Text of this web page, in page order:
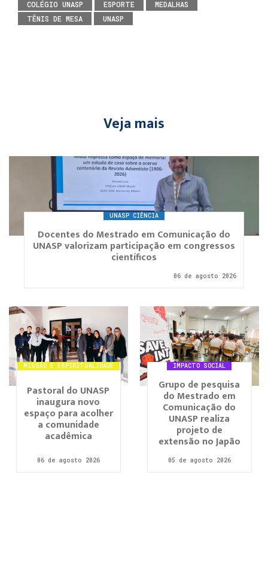
COLÉGIO UNASP ESPORTE
MEDALHAS
TÊNIS DE MESA
UNASP
Veja mais
UNASP CIÊNCIA
Docentes do Mestrado em Comunicação do
UNASP valorizam participação em congressos
científicos
06 de agosto 2026
MISSÃO E ESPIRITUALIDADE
Pastoral do UNASP
inaugura novo
espaço para acolher
a comunidade
acadêmica
06 de agosto 2026
IMPACTO SOCIAL
Grupo de pesquisa
do Mestrado em
Comunicação do
UNASP realiza
projeto de
extensão no Japão
05 de agosto 2026